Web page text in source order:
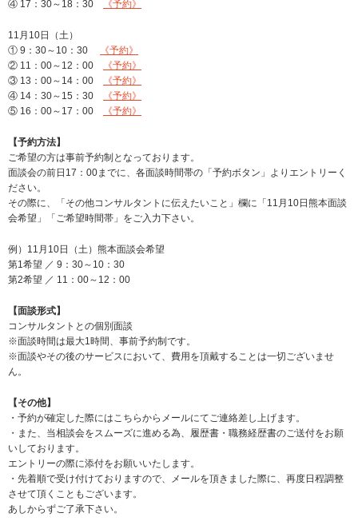
④ 17：30～18：30 《予約》
11月10日（土）
① 9：30～10：30
《予約》
② 11：00～12：00
《予約》
③ 13：00～14：00
《予約》
④ 14：30～15：30
《予約》
⑤ 16：00～17：00
《予約》
【予約方法】
ご希望の方は事前予約制となっております。
面談会の前日17：00までに、各面談時間帯の「予約ボタン」よりエントリーく
ださい。
その際に、「その他コンサルタントに伝えたいこと」欄に「11月10日熊本面談
会希望」「ご希望時間帯」をご入力下さい。
例）11月10日（土）熊本面談会希望
第1希望 ／ 9：30～10：30
第2希望 ／ 11：00～12：00
【面談形式】
コンサルタントとの個別面談
※面談時間は最大1時間、事前予約制です。
※面談やその後のサービスにおいて、費用を頂戴することは一切ございませ
ん。
【その他】
・予約が確定した際にはこちらからメールにてご連絡差し上げます。
・また、当相談会をスムーズに進める為、履歴書・職務経歴書のご送付をお願
いしております。
エントリーの際に添付をお願いいたします。
・先着順で受け付けておりますので、メールを頂きました際に、再度日程調整
させて頂くこともございます。
あしからずご了承下さい。